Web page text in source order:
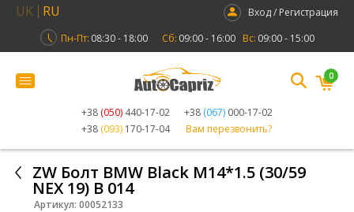
UK RU
Вход / Регистрация
Пн-Пт: 08:30 - 18:00 Сб: 09:00 - 16:00 Вс: 09:00 - 15:00
+38 (050) 440-17-02 +38 (067) 000-17-02
+38 (093) 170-17-04 Вам перезвонить?
0
ZW Болт BMW Black M14*1.5 (30/59
NEX 19) B 014
Артикул: 00052133